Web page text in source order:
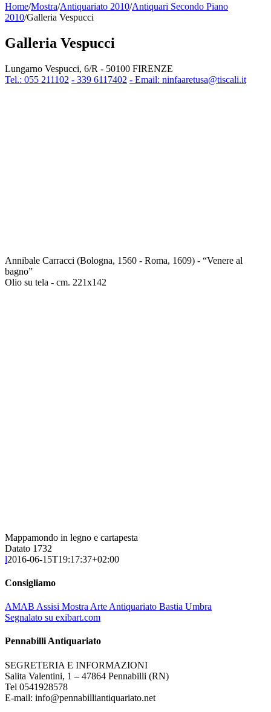
Home/Mostra/Antiquariato 2010/Antiquari Secondo Piano
2010/Galleria Vespucci
Galleria Vespucci
Lungarno Vespucci, 6/R - 50100 FIRENZE
Tel.: 055 211102 - 339 6117402 - Email: ninfaaretusa@tiscali.it
Annibale Carracci (Bologna, 1560 - Roma, 1609) - “Venere al
bagno”
Olio su tela - cm. 221x142
Mappamondo in legno e cartapesta
Datato 1732
l2016-06-15T19:17:37+02:00
Consigliamo
AMAB Assisi Mostra Arte Antiquariato Bastia Umbra
Segnalato su exibart.com
Pennabilli Antiquariato
SEGRETERIA E INFORMAZIONI
Salita Valentini, 1 – 47864 Pennabilli (RN)
Tel 0541928578
E-mail: info@pennabilliantiquariato.net